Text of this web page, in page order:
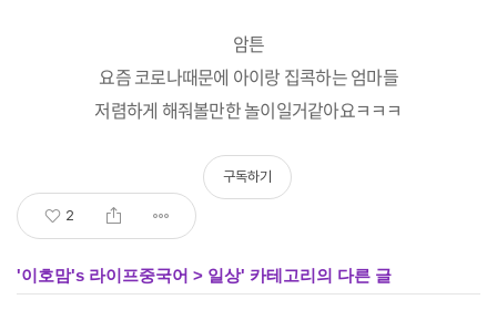
암튼
요즘 코로나때문에 아이랑 집콕하는 엄마들
저렴하게 해줘볼만한 놀이일거같아요ㅋㅋㅋ
2
구독하기
'이호맘's 라이프중국어 > 일상' 카테고리의 다른 글